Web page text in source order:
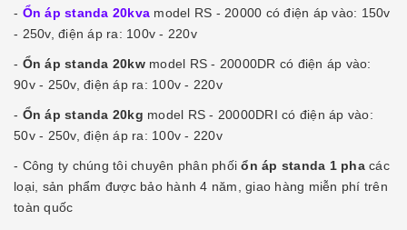
- Ổn áp standa 20kva model RS - 20000 có điện áp vào: 150v
- 250v, điện áp ra: 100v - 220v
- Ổn áp standa 20kwmodel RS - 20000DR có điện áp vào:
90v - 250v, điện áp ra: 100v - 220v
- Ổn áp standa 20kg model RS - 20000DRI có điện áp vào:
50v - 250v, điện áp ra: 100v - 220v
- Công ty chúng tôi chuyên phân phốiổn áp standa 1 phacác
loại, sản phẩm được bảo hành 4 năm, giao hàng miễn phí trên
toàn quốc